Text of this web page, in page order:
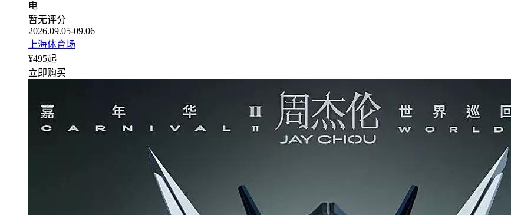
电
暂无评分
2026.09.05-09.06
上海体育场
¥495起
立即购买